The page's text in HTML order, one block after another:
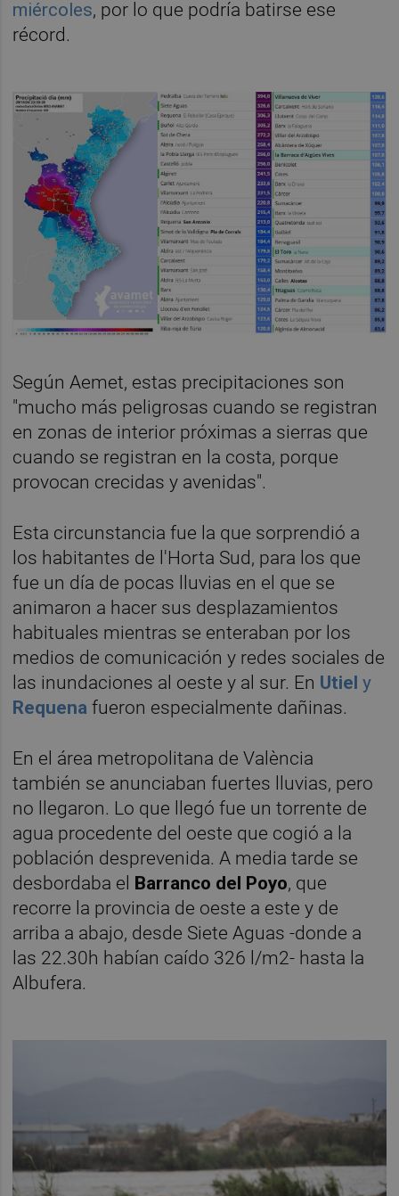
miércoles, por lo que podría batirse ese
récord.
Según Aemet, estas precipitaciones son
"mucho más peligrosas cuando se registran
en zonas de interior próximas a sierras que
cuando se registran en la costa, porque
provocan crecidas y avenidas".
Esta circunstancia fue la que sorprendió a
los habitantes de l'Horta Sud, para los que
fue un día de pocas lluvias en el que se
animaron a hacer sus desplazamientos
habituales mientras se enteraban por los
medios de comunicación y redes sociales de
las inundaciones al oeste y al sur. En Utiel y
Requena fueron especialmente dañinas.
En el área metropolitana de València
también se anunciaban fuertes lluvias, pero
no llegaron. Lo que llegó fue un torrente de
agua procedente del oeste que cogió a la
población desprevenida. A media tarde se
desbordaba el Barranco del Poyo, que
recorre la provincia de oeste a este y de
arriba a abajo, desde Siete Aguas -donde a
las 22.30h habían caído 326 l/m2- hasta la
Albufera.